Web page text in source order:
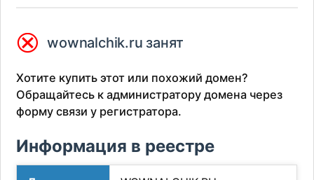
⮿ wownalchik.ru занят
Хотите купить этот или похожий домен?
Обращайтесь к администратору домена через
форму связи у регистратора.
Информация в реестре